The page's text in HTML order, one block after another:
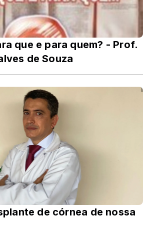
que e para quem? - Prof.
de Souza
de córnea de nossa